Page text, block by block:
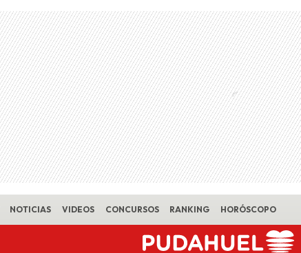
NOTICIAS VIDEOS CONCURSOS RANKING HORÓSCOPO